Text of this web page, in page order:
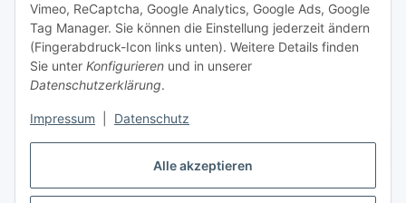
Alle akzeptieren
Vimeo, ReCaptcha, Google Analytics, Google Ads, Google
Tag Manager. Sie können die Einstellung jederzeit ändern
(Fingerabdruck-Icon links unten). Weitere Details finden
Sie unter Konfigurieren und in unserer
Datenschutzerklärung.
Impressum Datenschutz